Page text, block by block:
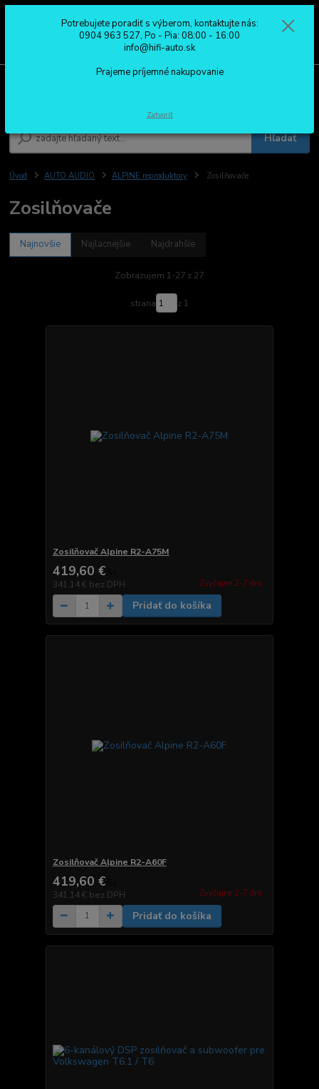
Hľadať
0904 963 527
Po - Pia: 08:00 - 16:00
Úvod AUTO AUDIO ALPINE reproduktory Zosilňovače
Zosilňovače
Najnovšie Najlacnejšie Najdrahšie
Zobrazujem 1-27 z 27
strana z 1
Zosilňovač Alpine R2-A75M
419,60 €
341,14 € bez DPH Zvyčajne 2-7 dni.
Pridať do košíka
Zosilňovač Alpine R2-A60F
419,60 €
341,14 € bez DPH Zvyčajne 2-7 dni.
Pridať do košíka
Potrebujete poradiť s výberom, kontaktujte nás:
0904 963 527, Po - Pia: 08:00 - 16:00
info@hifi-auto.sk
Prajeme príjemné nakupovanie
Zatvoriť